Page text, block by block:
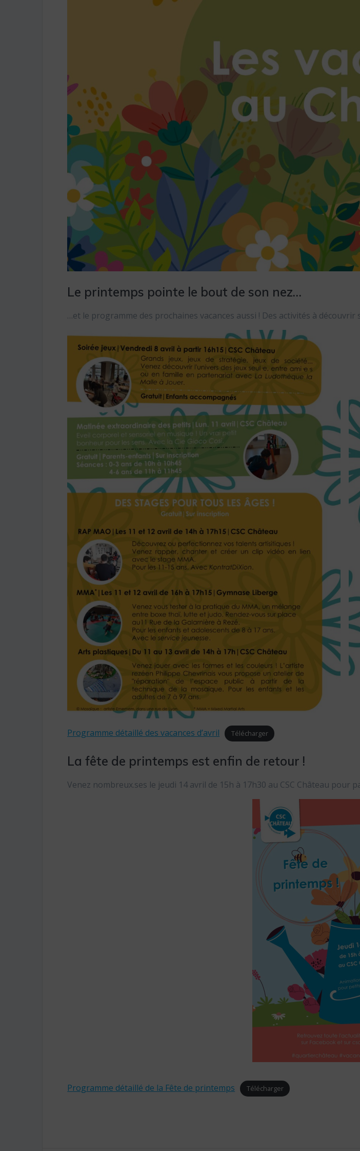
Le printemps pointe le bout de son nez…
…et le programme des prochaines vacances aussi ! Des activités à
Programme détaillé des vacances d’avril Télécharger
La fête de printemps est enfin de retour !
Venez nombreux.ses le jeudi 14 avril de 15h à 17h30 au CSC Château
Programme détaillé de la Fête de printemps Télécharger